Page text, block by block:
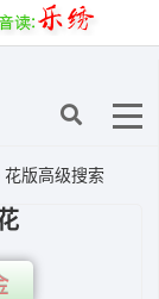
花版高级搜索